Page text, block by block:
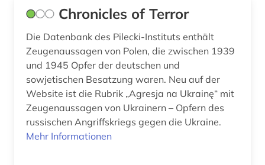
Wirtschaftswissenschaften (0)
Wissenschaftskunde, Forschung, Hochschul-,
Museumswesen (0)
Chronicles of Terror
Die Datenbank des Pilecki-Instituts enthält
Zeugenaussagen von Polen, die zwischen 1939
und 1945 Opfer der deutschen und
sowjetischen Besatzung waren. Neu auf der
Website ist die Rubrik „Agresja na Ukrainę“ mit
Zeugenaussagen von Ukrainern – Opfern des
russischen Angriffskriegs gegen die Ukraine.
Mehr Informationen